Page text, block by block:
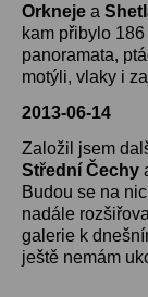
Orkneje a
kam přibylo
panoramata,
motýli, vlaky i
2013-06-14
Založil jsem
Střední Čechy
Budou se na
nadále
galerie k
ještě nemám